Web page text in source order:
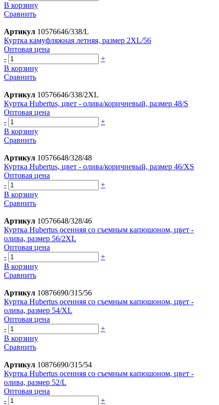
В корзину
Сравнить
Артикул 10576646/338/L
Куртка камуфляжная летняя, размер 2XL/56
Оптовая цена
-
+
В корзину
Сравнить
Артикул 10576646/338/2XL
Куртка Hubertus, цвет - олива/коричневый, размер 48/S
Оптовая цена
-
+
В корзину
Сравнить
Артикул 10576648/328/48
Куртка Hubertus, цвет - олива/коричневый, размер 46/XS
Оптовая цена
-
+
В корзину
Сравнить
Артикул 10576648/328/46
Куртка Hubertus осенняя со съемным капюшоном, цвет -
олива, размер 56/2XL
Оптовая цена
-
+
В корзину
Сравнить
Артикул 10876690/315/56
Куртка Hubertus осенняя со съемным капюшоном, цвет -
олива, размер 54/XL
Оптовая цена
-
+
В корзину
Сравнить
Артикул 10876690/315/54
Куртка Hubertus осенняя со съемным капюшоном, цвет -
олива, размер 52/L
Оптовая цена
-
+